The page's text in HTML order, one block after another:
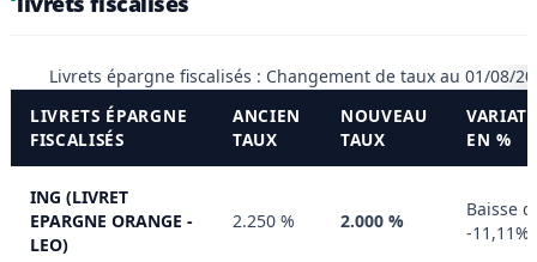
Livrets épargne fiscalisés : Changement de taux au 01/08/
LIVRETS ÉPARGNE
FISCALISÉS
ANCIEN
TAUX
NOUVEAU
TAUX
EN %
ING (LIVRET
EPARGNE ORANGE -
LEO)
2.250 % 2.000 %
Baisse
-11,11%